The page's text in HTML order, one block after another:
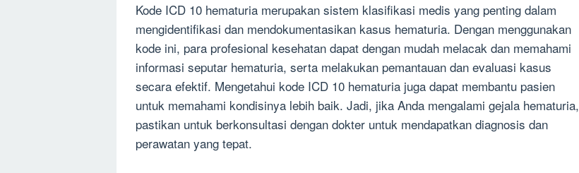
Kode ICD 10 hematuria merupakan sistem klasifikasi medis yang penting dalam
mengidentifikasi dan mendokumentasikan kasus hematuria. Dengan menggunakan
kode ini, para profesional kesehatan dapat dengan mudah melacak dan memahami
informasi seputar hematuria, serta melakukan pemantauan dan evaluasi kasus
secara efektif. Mengetahui kode ICD 10 hematuria juga dapat membantu pasien
untuk memahami kondisinya lebih baik. Jadi, jika Anda mengalami gejala hematuria,
pastikan untuk berkonsultasi dengan dokter untuk mendapatkan diagnosis dan
perawatan yang tepat.